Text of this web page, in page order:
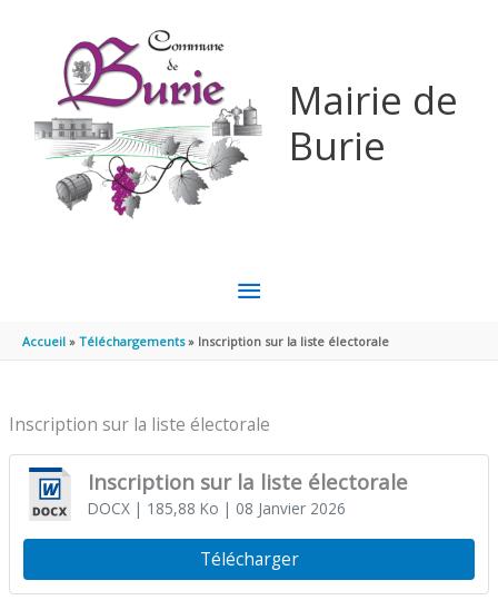
Mairie de
Burie
MENU
PRINCIPAL
Accueil Téléchargements Inscription sur la liste électorale
Inscription sur la liste électorale
Inscription sur la liste électorale
DOCX| 185,88 Ko | 08 Janvier 2026
Télécharger